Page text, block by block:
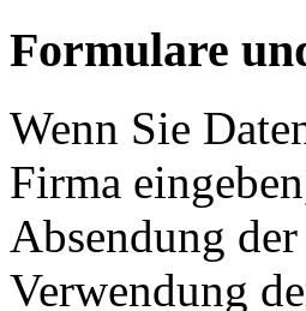
Formulare
Wenn Sie
Firma
Absendung
Verwendung